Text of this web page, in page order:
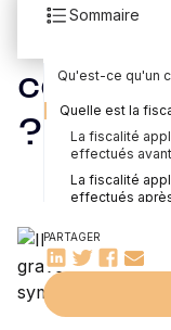
Sommaire
Qu'est-ce qu'un
Définition du
La différence
et unités de
Quelle
l'assurance vie
Quelle est la
La fiscalité
effectués
La fiscalité
effectués
Les atouts du
succession
La donation du
La donation du
Sources
PARTAGER
contrat
?
Mounir